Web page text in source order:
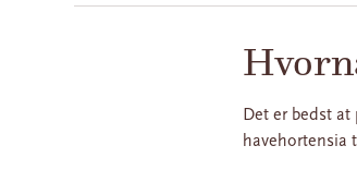
Det er bedst
havehortensia